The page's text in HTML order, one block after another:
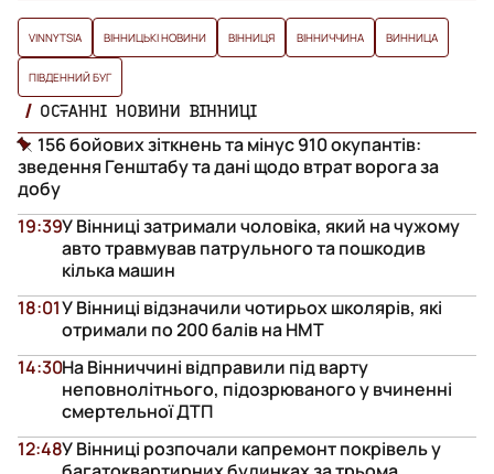
VINNYTSIA ВІННИЦЬКІ НОВИНИ ВІННИЦЯ ВІННИЧЧИНА ВИННИЦА
ПІВДЕННИЙ БУГ
ОСТАННІ НОВИНИ ВІННИЦІ
156 бойових зіткнень та мінус 910 окупантів:
зведення Генштабу та дані щодо втрат ворога за
добу
У Вінниці затримали чоловіка, який на чужому
авто травмував патрульного та пошкодив
кілька машин
19:39
У Вінниці відзначили чотирьох школярів, які
отримали по 200 балів на НМТ
18:01
На Вінниччині відправили під варту
неповнолітнього, підозрюваного у вчиненні
смертельної ДТП
14:30
У Вінниці розпочали капремонт покрівель у
12:48